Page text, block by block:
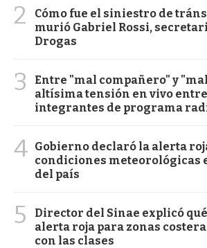
2
Cómo fue el siniestro de
murió Gabriel Rossi,
Drogas
3
Entre "mal compañero" y
altísima tensión en vivo
integrantes de programa
4 Gobierno declaró la alerta
condiciones meteorológicas
del país
5
Director del Sinae explicó
alerta roja para zonas
con las clases